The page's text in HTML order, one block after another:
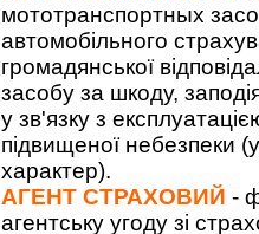
мототранспортных
автомобільного
громадянської
засобу за шкоду,
у зв'язку з
підвищеної небезпеки
характер).
АГЕНТ СТРАХОВИЙ -
агентську угоду зі